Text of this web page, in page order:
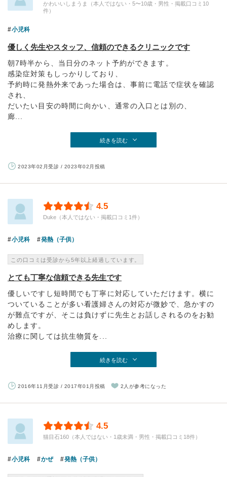
かわいいしまうま（本人ではない・5〜10歳・男性・掲載口コミ10
件）
小児科
優しく先生やスタッフ、信頼のできるクリニックです
朝7時半から、当日分のネット予約ができます。
感染症対策もしっかりしており、
予約時に発熱外来であった場合は、事前に電話で症状を確認
され、
だいたい目安の時間に向かい、通常の入口とは別の、
廊...
続きを読む
2023年02月受診 / 2023年02月投稿
4.5
Duke（本人ではない・掲載口コミ1件）
小児科 発熱（子供）
この口コミは受診から5年以上経過しています。
とても丁寧な信頼できる先生です
優しいですし短時間でも丁寧に対応していただけます。横に
ついていることが多い看護婦さんの対応が微妙で、急かすの
が難点ですが、そこは負けずに先生とお話しされるのをお勧
めします。
治療に関しては抗生物質を...
続きを読む
2016年11月受診 / 2017年01月投稿 2人が参考になった
4.5
猫目石160（本人ではない・1歳未満・男性・掲載口コミ18件）
小児科 かぜ 発熱（子供）